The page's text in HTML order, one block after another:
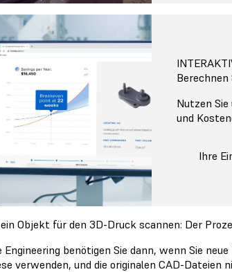
Nutzen
und
Ihre
Objekt für den 3D-Druck scannen: Der
Engineering benötigen Sie dann, wenn Sie
verwenden, und die originalen CAD-Dateien